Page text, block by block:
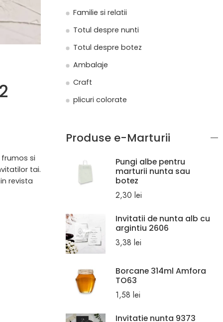
si
tai.
revista
Familie si relatii
Totul despre nunti
Totul despre botez
Ambalaje
Craft
plicuri colorate
Produse e-Marturii
Pungi albe pentru
marturii nunta sau
botez
2,30 lei
Invitatii de nunta alb cu
argintiu 2606
3,38 lei
Borcane 314ml Amfora
TO63
1,58 lei
Invitatie nunta 9373